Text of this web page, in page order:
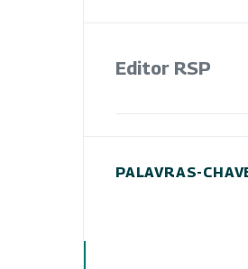
Editor RSP
PALAVRAS-